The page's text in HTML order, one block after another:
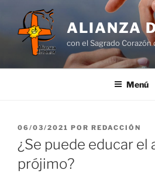
contenido
ALIANZA
con el Sagrado Corazón
Menú
PUBLICADO
EL
06/03/2021 POR REDACCIÓN
¿Se puede educar el
prójimo?